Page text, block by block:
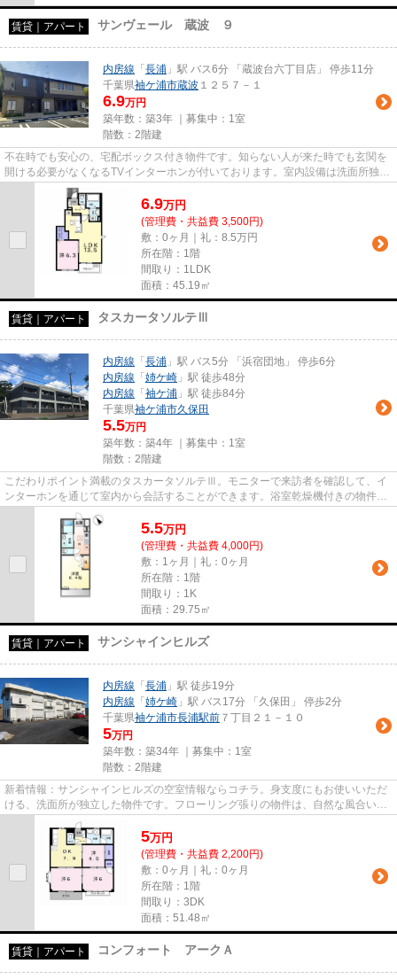
賃貸｜アパート サンヴェール 蔵波 ９
内房線 「 長浦 」駅 バス6分 「蔵波台六丁目店」 停歩11分
千葉県袖ケ浦市蔵波 １２５７－１
6.9万円
築年数：築3年 ｜募集中： 1室
階数：2階建
不在時でも安心の、宅配ボックス付き物件です。知らない人が来た時でも玄関を
開ける必要がなくなるTVインターホンが付いております。室内設備は洗面所独
立・浴室乾燥機など豊富に揃っ...
6.9万円
(管理費・共益費 3,500円)
敷：0ヶ月｜礼：8.5万円
所在階：1階
間取り：1LDK
面積：45.19㎡
賃貸｜アパート タスカータソルテⅢ
内房線 「 長浦 」駅 バス5分 「浜宿団地」 停歩6分
内房線 「 姉ケ崎 」駅 徒歩48分
内房線 「 袖ケ浦 」駅 徒歩84分
千葉県袖ケ浦市久保田
5.5万円
築年数：築4年 ｜募集中： 1室
階数：2階建
こだわりポイント満載のタスカータソルテⅢ。モニターで来訪者を確認して、イ
ンターホンを通じて室内から会話することができます。浴室乾燥機付きの物件な
ので、浴室乾燥機をつけて湿気...
5.5万円
(管理費・共益費 4,000円)
敷：1ヶ月｜礼：0ヶ月
所在階：1階
間取り：1K
面積：29.75㎡
賃貸｜アパート サンシャインヒルズ
内房線 「 長浦 」駅 徒歩19分
内房線 「 姉ケ崎 」駅 バス17分 「久保田」 停歩2分
千葉県袖ケ浦市長浦駅前 ７丁目２１－１０
5万円
築年数：築34年 ｜募集中： 1室
階数：2階建
新着情報：サンシャインヒルズの空室情報ならコチラ。身支度にもお使いいただ
ける、洗面所が独立した物件です。フローリング張りの物件は、自然な風合いが
魅力的です。駐輪場付きの物...
5万円
(管理費・共益費 2,200円)
敷：0ヶ月｜礼：0ヶ月
所在階：1階
間取り：3DK
面積：51.48㎡
賃貸｜アパート コンフォート アークＡ